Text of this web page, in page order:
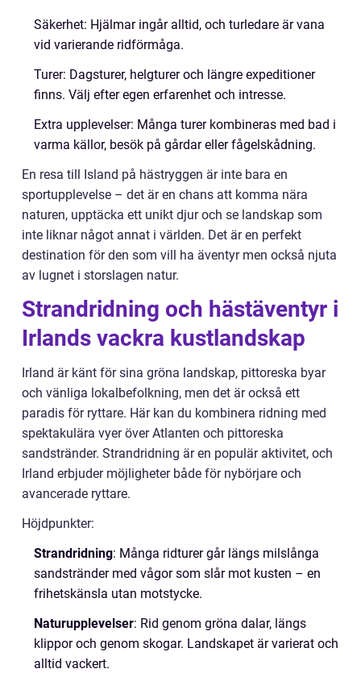
Säkerhet: Hjälmar ingår alltid, och turledare är vana
vid varierande ridförmåga.
Turer: Dagsturer, helgturer och längre expeditioner
finns. Välj efter egen erfarenhet och intresse.
Extra upplevelser: Många turer kombineras med bad i
varma källor, besök på gårdar eller fågelskådning.
En resa till Island på hästryggen är inte bara en
sportupplevelse – det är en chans att komma nära
naturen, upptäcka ett unikt djur och se landskap som
inte liknar något annat i världen. Det är en perfekt
destination för den som vill ha äventyr men också njuta
av lugnet i storslagen natur.
Strandridning och hästäventyr i
Irlands vackra kustlandskap
Irland är känt för sina gröna landskap, pittoreska byar
och vänliga lokalbefolkning, men det är också ett
paradis för ryttare. Här kan du kombinera ridning med
spektakulära vyer över Atlanten och pittoreska
sandstränder. Strandridning är en populär aktivitet, och
Irland erbjuder möjligheter både för nybörjare och
avancerade ryttare.
Höjdpunkter:
Strandridning: Många ridturer går längs milslånga
sandstränder med vågor som slår mot kusten – en
frihetskänsla utan motstycke.
Naturupplevelser: Rid genom gröna dalar, längs
klippor och genom skogar. Landskapet är varierat och
alltid vackert.